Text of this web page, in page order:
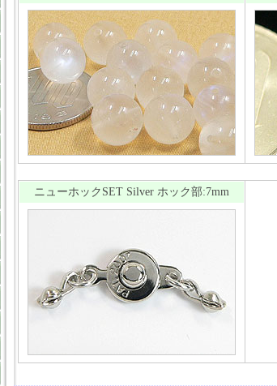
ニューホックSET Silver ホック部:7mm